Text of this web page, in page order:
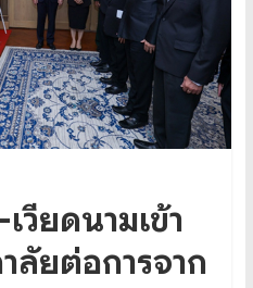
วียดนามเข้า
ลัยต่อการจาก